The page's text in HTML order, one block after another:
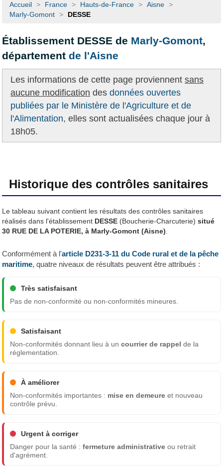
Accueil > France > Hauts-de-France > Aisne >
Marly-Gomont > DESSE
Établissement DESSE de Marly-Gomont,
départementde l'Aisne
Les informations de cette page proviennentsans
aucune modification desdonnées ouvertes
publiées par le Ministère de l'Agriculture et de
l'Alimentation, elles sont actualisées chaque jour à
18h05.
Historique des contrôles sanitaires
Le tableau suivant contient les résultats des contrôles sanitaires
réalisés dans l'établissement DESSE (Boucherie-Charcuterie) situé
30 RUE DE LA POTERIE, à Marly-Gomont (Aisne)
Conformément à l'article D231-3-11 du Code rural et de la pêche
maritime, quatre niveaux de résultats peuvent être attribués :
Très satisfaisant
Pas de non-conformité ou non-conformités mineures.
Satisfaisant
Non-conformités donnant lieu à uncourrier de rappel de la
réglementation.
À améliorer
Non-conformités importantes : mise en demeure et nouveau
contrôle prévu.
Urgent à corriger
Danger pour la santé :fermeture administrative ou retrait
d'agrément.